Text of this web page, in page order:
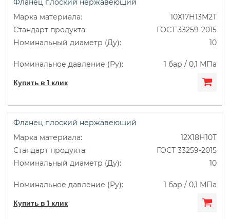
Фланец плоский нержавеющий
10Х17Н13М2Т
ГОСТ 33259-2015
10
1 бар / 0,1 МПа
Купить в 1 клик
Фланец плоский нержавеющий
12Х18Н10Т
ГОСТ 33259-2015
10
1 бар / 0,1 МПа
Купить в 1 клик